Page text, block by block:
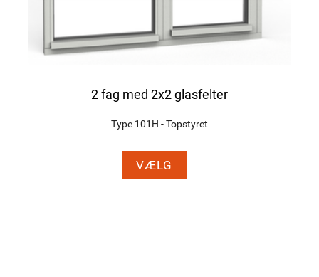
2 fag med 2x2 glasfelter
Type 101H - Topstyret
VÆLG